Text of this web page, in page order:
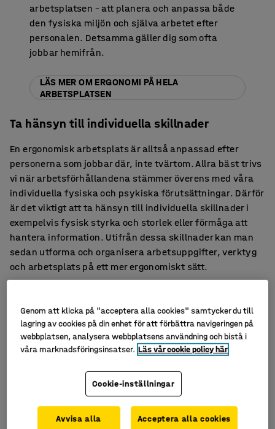
arbetsplatsen – att planera och anpassa både
den fysiska miljön och själva arbetet efter
personalen. Detsamma gäller dig som ofta
jobbar hemifrån.
LÄS MER OM ERGONOMI PÅ HELA
ARBETSPLATSEN
Ta hänsyn till individuella skillnader
En ergonomisk arbetsplats är alltså anpassad efter
personerna som jobbar där, inte tvärtom. Allra bäst trivs
vi när arbetsförhållandena stämmer överens med våra
individuella fysiska och psykiska förutsättningar. Därför
är det viktigt att ta hänsyn till individuella skillnader i
exempelvis fysisk styrka och storlek eller förmåga att
hantera information. Utifrån dessa skillnader kan man
sedan utforma och organisera arbetsuppgifter, verktyg
och arbetsplats på ett mer ergonomiskt sätt.
Genom att klicka på "acceptera alla cookies" samtycker du till
lagring av cookies på din enhet för att förbättra navigeringen på
webbplatsen, analysera webbplatsens användning och bistå i
våra marknadsföringsinsatser. Läs vår cookie policy här
Cookie-inställningar
Avvisa alla Acceptera alla cookies